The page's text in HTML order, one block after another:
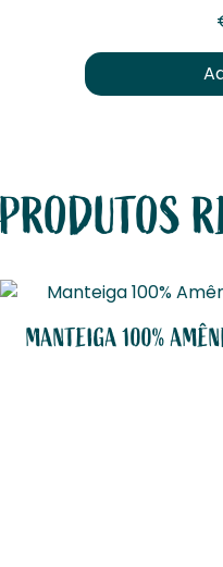
PRODUTOS
MANTEIGA 100%